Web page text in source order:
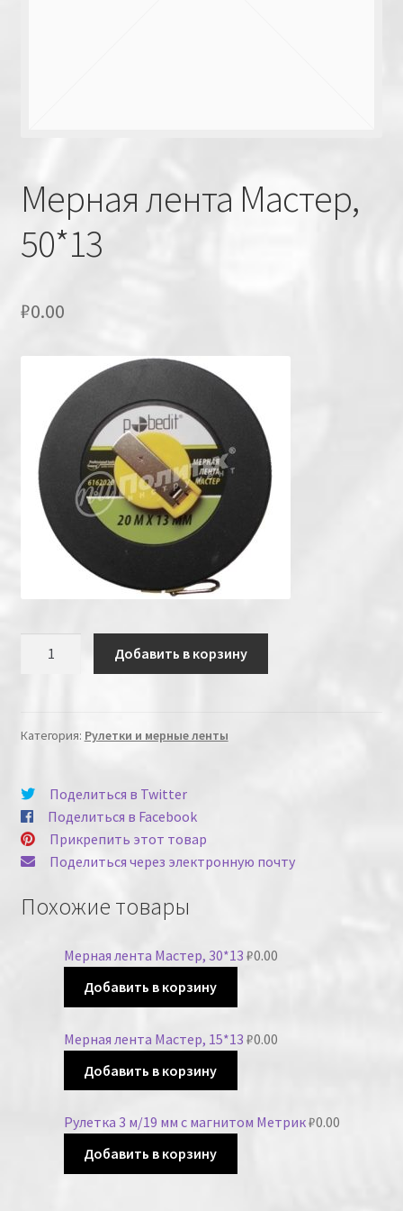
Мерная лента Мастер,
50*13
₽0.00
Добавить в корзину
Категория: Рулетки и мерные ленты
Поделиться в Twitter
Поделиться в Facebook
Прикрепить этот товар
Поделиться через электронную почту
Похожие товары
Мерная лента Мастер, 30*13 ₽0.00
Добавить в корзину
Мерная лента Мастер, 15*13 ₽0.00
Добавить в корзину
Рулетка 3 м/19 мм с магнитом Метрик₽0.00
Добавить в корзину